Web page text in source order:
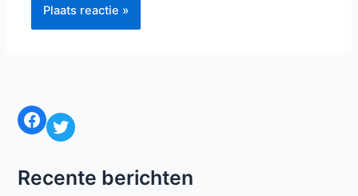
Facebook Twitter
Recente berichten